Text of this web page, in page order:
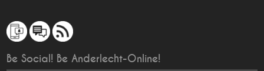
Be Social! Be Anderlecht-Online!